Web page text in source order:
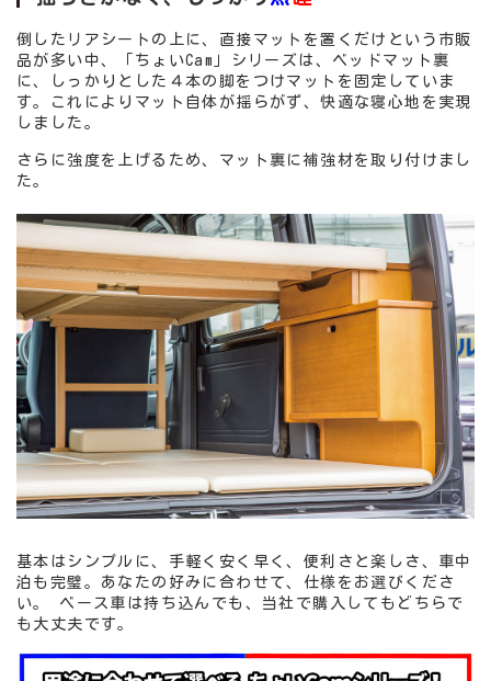
倒したリアシートの上に、直接マットを置くだけという市販
品が多い中、「ちょいCam」シリーズは、ベッドマット裏
に、しっかりとした４本の脚をつけマットを固定していま
す。これによりマット自体が揺らがず、快適な寝心地を実現
しました。
さらに強度を上げるため、マット裏に補強材を取り付けまし
た。
基本はシンプルに、手軽く安く早く、便利さと楽しさ、車中
泊も完璧。あなたの好みに合わせて、仕様をお選びくださ
い。 ベース車は持ち込んでも、当社で購入してもどちらで
も大丈夫です。